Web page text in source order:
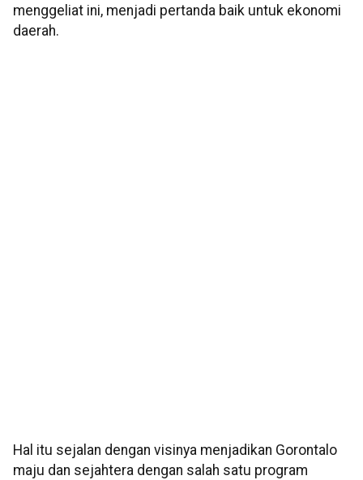
menggeliat ini, menjadi pertanda baik untuk ekonomi
daerah.
Hal itu sejalan dengan visinya menjadikan Gorontalo
maju dan sejahtera dengan salah satu program